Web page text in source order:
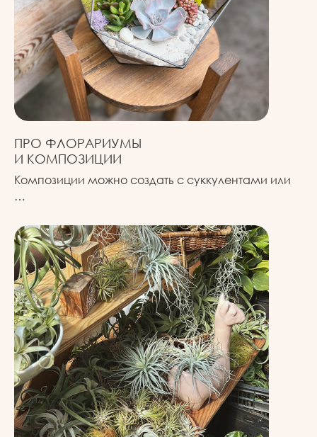
ПРО ФЛОРАРИУМЫ
И КОМПОЗИЦИИ
Композиции можно создать с суккулентами или
…